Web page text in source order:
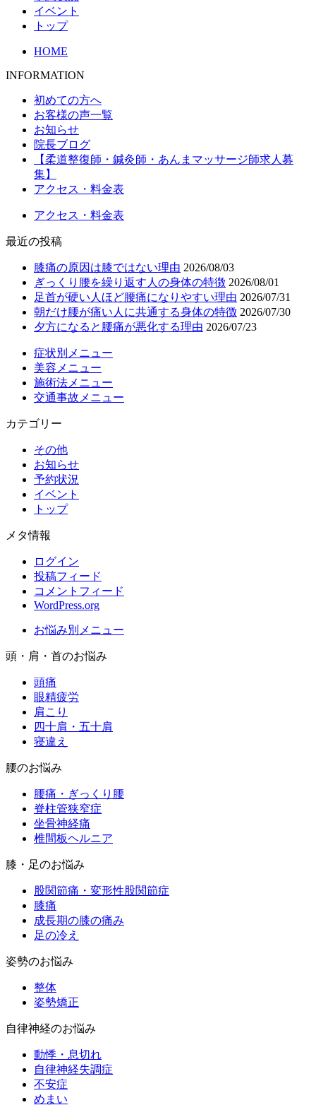
イベント
トップ
HOME
INFORMATION
初めての方へ
お客様の声一覧
お知らせ
院長ブログ
【柔道整復師・鍼灸師・あんまマッサージ師求人募
集】
アクセス・料金表
アクセス・料金表
最近の投稿
膝痛の原因は膝ではない理由 2026/08/03
ぎっくり腰を繰り返す人の身体の特徴 2026/08/01
足首が硬い人ほど腰痛になりやすい理由 2026/07/31
朝だけ腰が痛い人に共通する身体の特徴 2026/07/30
夕方になると腰痛が悪化する理由 2026/07/23
症状別メニュー
美容メニュー
施術法メニュー
交通事故メニュー
カテゴリー
その他
お知らせ
予約状況
イベント
トップ
メタ情報
ログイン
投稿フィード
コメントフィード
WordPress.org
お悩み別メニュー
頭・肩・首のお悩み
頭痛
眼精疲労
肩こり
四十肩・五十肩
寝違え
腰のお悩み
腰痛・ぎっくり腰
脊柱管狭窄症
坐骨神経痛
椎間板ヘルニア
膝・足のお悩み
股関節痛・変形性股関節症
膝痛
成長期の膝の痛み
足の冷え
姿勢のお悩み
整体
姿勢矯正
自律神経のお悩み
動悸・息切れ
自律神経失調症
不安症
めまい